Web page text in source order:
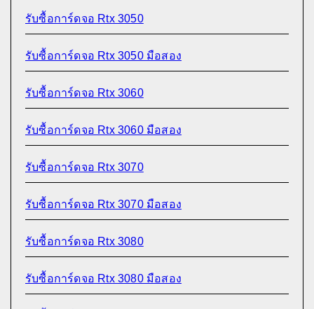
รับซื้อการ์ดจอ Rtx 3050
รับซื้อการ์ดจอ Rtx 3050 มือสอง
รับซื้อการ์ดจอ Rtx 3060
รับซื้อการ์ดจอ Rtx 3060 มือสอง
รับซื้อการ์ดจอ Rtx 3070
รับซื้อการ์ดจอ Rtx 3070 มือสอง
รับซื้อการ์ดจอ Rtx 3080
รับซื้อการ์ดจอ Rtx 3080 มือสอง